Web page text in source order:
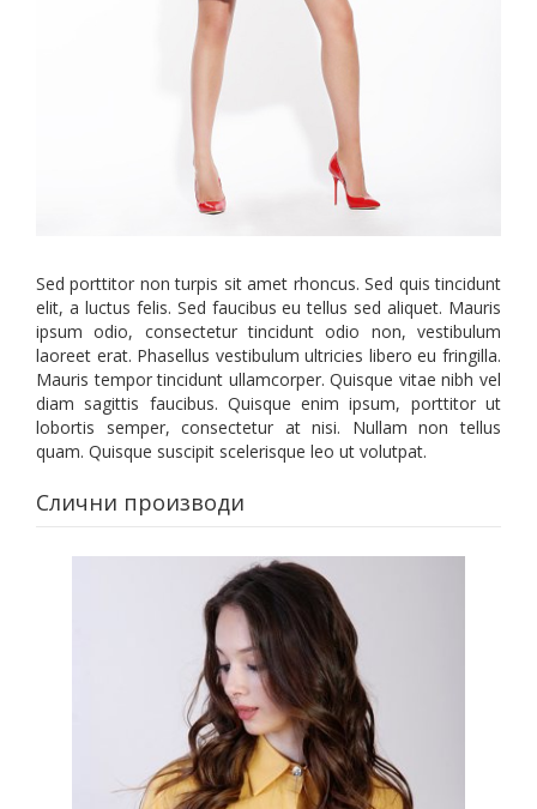
Sed porttitor non turpis sit amet rhoncus. Sed quis tincidunt
elit, a luctus felis. Sed faucibus eu tellus sed aliquet. Mauris
ipsum odio, consectetur tincidunt odio non, vestibulum
laoreet erat. Phasellus vestibulum ultricies libero eu fringilla.
Mauris tempor tincidunt ullamcorper. Quisque vitae nibh vel
diam sagittis faucibus. Quisque enim ipsum, porttitor ut
lobortis semper, consectetur at nisi. Nullam non tellus
quam. Quisque suscipit scelerisque leo ut volutpat.
Слични производи